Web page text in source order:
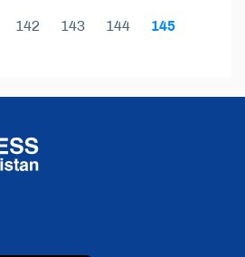
142 143 144 145